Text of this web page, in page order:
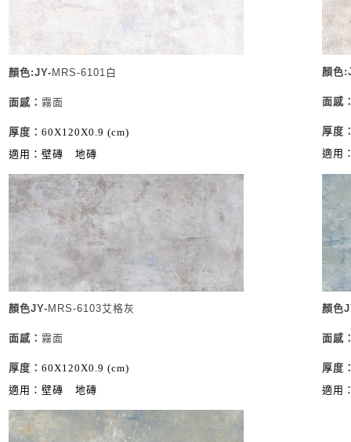
顏色:JY- MRS-6101白
面感 ： 霧面
厚度 ： 60X120X0.9 (cm)
適用：壁磚
地磚
顏色
面感
厚度
適用
顏色JY- MRS-6103艾格灰
面感 ： 霧面
厚度： 60X120X0.9 (cm)
適用：壁磚
地磚
顏色
面感
厚度
適用